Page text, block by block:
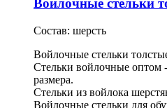
Войлочные стельки
Состав: шерсть
Войлочные стельки
Стельки войлочные оптом
размера.
Стельки из войлока
Войлочные стельки для